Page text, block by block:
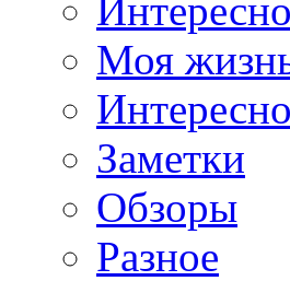
Моя
Заметки
Обзоры
Разное